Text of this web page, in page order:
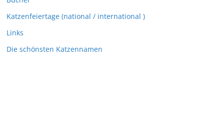
Katzenfeiertage (national / international )
Links
Die schönsten Katzennamen